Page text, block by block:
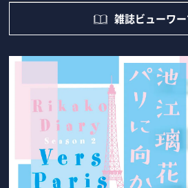
雑誌ビューワ